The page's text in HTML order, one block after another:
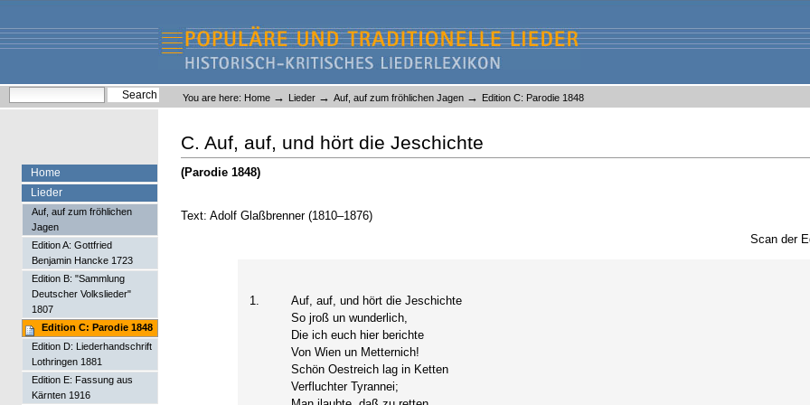
content.
navigation
Liederlexikon
Personal
tools
You are here: Home → Lieder → Auf, auf zum fröhlichen Jagen → Edition C: Parodie 1848
C. Auf, auf, und hört die Jeschichte
(Parodie 1848)
Text: Adolf Glaßbrenner (1810–1876)
Scan der
1.
Auf, auf, und hört die Jeschichte
So jroß un wunderlich,
Die ich euch hier berichte
Von Wien un Metternich!
Schön Oestreich lag in Ketten
Verfluchter Tyrannei;
Home
Lieder
Auf, auf zum fröhlichen
Jagen
Edition A: Gottfried
Benjamin Hancke 1723
Edition B: "Sammlung
Deutscher Volkslieder"
1807
Edition C: Parodie 1848
Edition D: Liederhandschrift
Lothringen 1881
Edition E: Fassung aus
Kärnten 1916